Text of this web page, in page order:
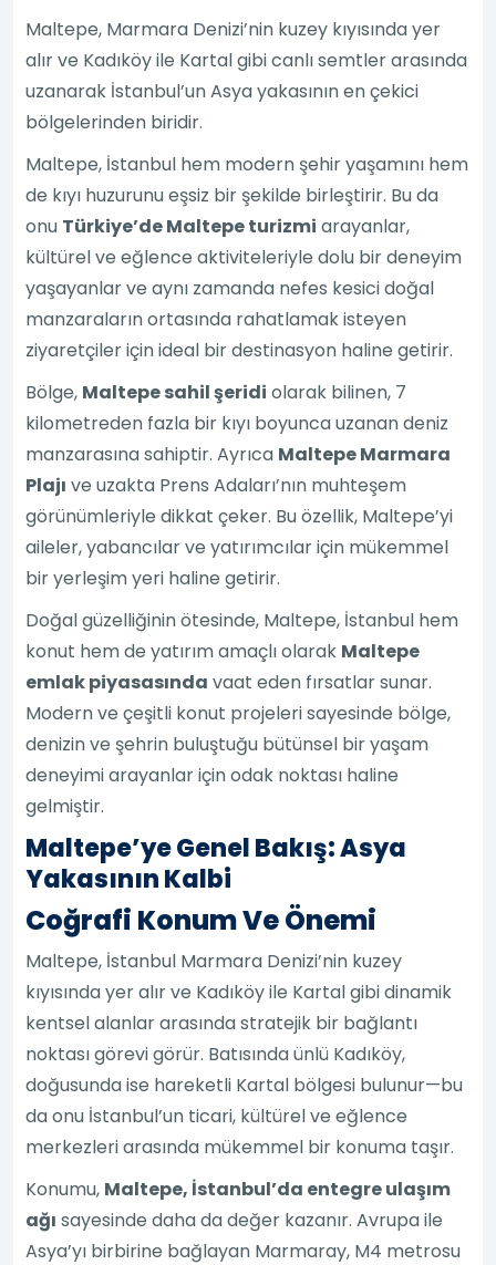
Maltepe, Marmara Denizi’nin kuzey kıyısında yer
alır ve Kadıköy ile Kartal gibi canlı semtler arasında
uzanarak İstanbul’un Asya yakasının en çekici
bölgelerinden biridir.
Maltepe, İstanbul hem modern şehir yaşamını hem
de kıyı huzurunu eşsiz bir şekilde birleştirir. Bu da
onu Türkiye’de Maltepe turizmi arayanlar,
kültürel ve eğlence aktiviteleriyle dolu bir deneyim
yaşayanlar ve aynı zamanda nefes kesici doğal
manzaraların ortasında rahatlamak isteyen
ziyaretçiler için ideal bir destinasyon haline getirir.
Bölge, Maltepe sahil şeridi olarak bilinen, 7
kilometreden fazla bir kıyı boyunca uzanan deniz
manzarasına sahiptir. Ayrıca Maltepe Marmara
Plajı ve uzakta Prens Adaları’nın muhteşem
görünümleriyle dikkat çeker. Bu özellik, Maltepe’yi
aileler, yabancılar ve yatırımcılar için mükemmel
bir yerleşim yeri haline getirir.
Doğal güzelliğinin ötesinde, Maltepe, İstanbul hem
konut hem de yatırım amaçlı olarak Maltepe
emlak piyasasında vaat eden fırsatlar sunar.
Modern ve çeşitli konut projeleri sayesinde bölge,
denizin ve şehrin buluştuğu bütünsel bir yaşam
deneyimi arayanlar için odak noktası haline
gelmiştir.
Maltepe’ye Genel Bakış: Asya
Yakasının Kalbi
Coğrafi Konum Ve Önemi
Maltepe, İstanbul Marmara Denizi’nin kuzey
kıyısında yer alır ve Kadıköy ile Kartal gibi dinamik
kentsel alanlar arasında stratejik bir bağlantı
noktası görevi görür. Batısında ünlü Kadıköy,
doğusunda ise hareketli Kartal bölgesi bulunur—bu
da onu İstanbul’un ticari, kültürel ve eğlence
merkezleri arasında mükemmel bir konuma taşır.
Konumu, Maltepe, İstanbul’da entegre ulaşım
ağı sayesinde daha da değer kazanır. Avrupa ile
Asya’yı birbirine bağlayan Marmaray, M4 metrosu